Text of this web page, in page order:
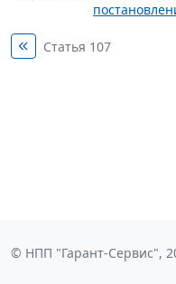
Статья 107
© НПП "Гарант-Сервис",